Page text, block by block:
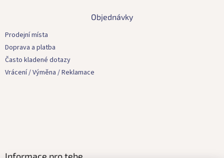
Objednávky
Prodejní místa
Doprava a platba
Často kladené dotazy
Vrácení / Výměna / Reklamace